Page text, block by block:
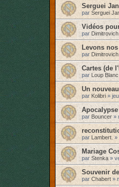
Serguei
par Serguei
Vidéos
par Dimitrovich
Levons
par Dimitrovich
Cartes (de
par Loup Blanc
Un
par Kolibri »
Apocalypse
par Bouncer »
par Lambert. »
Mariage
par Stenka »
Souvenir
par Chabert »